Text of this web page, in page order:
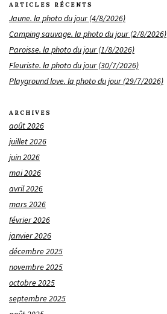
ARTICLES RÉCENTS
Jaune. la photo du jour (4/8/2026)
Camping sauvage. la photo du jour (2/8/2026)
Paroisse. la photo du jour (1/8/2026)
Fleuriste. la photo du jour (30/7/2026)
Playground love. la photo du jour (29/7/2026)
ARCHIVES
août 2026
juillet 2026
juin 2026
mai 2026
avril 2026
mars 2026
février 2026
janvier 2026
décembre 2025
novembre 2025
octobre 2025
septembre 2025